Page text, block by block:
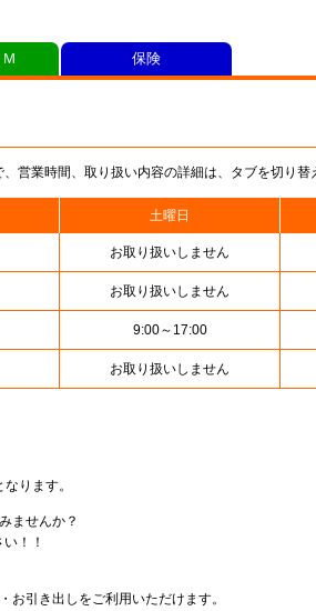
業時間、取り扱い内容の詳細は、タブを切り替
土曜日
お取り扱いしません
お取り扱いしません
9:00～17:00
お取り扱いしません
ります。
ませんか？
！！
お引き出しをご利用いただけます。
保険